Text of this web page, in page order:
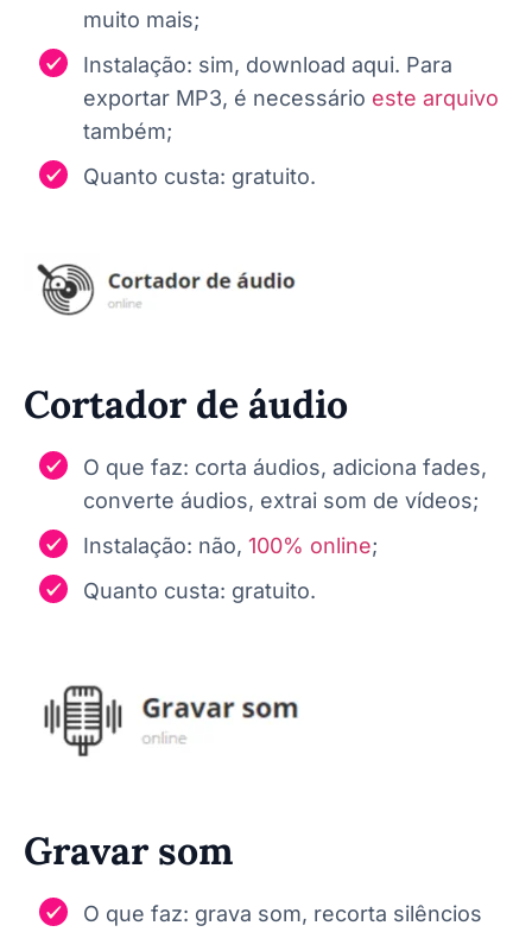
muito mais;
Instalação: sim, download aqui. Para
exportar MP3, é necessário este arquivo
também;
Quanto custa: gratuito.
Cortador de áudio
O que faz: corta áudios, adiciona fades,
converte áudios, extrai som de vídeos;
Instalação: não, 100% online;
Quanto custa: gratuito.
Gravar som
O que faz: grava som, recorta silêncios